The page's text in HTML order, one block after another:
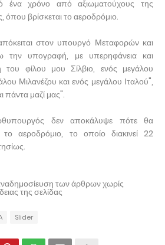
ένα χρόνο από αξιωματούχους της
όπου βρίσκεται το αεροδρόμιο.
στον υπουργό Μεταφορών και
την υπογραφή, με υπερηφάνεια και
φίλου μου Σίλβιο, ενός μεγάλου
Μιλανέζου και ενός μεγάλου Ιταλού",
πάντα μαζί μας".
δεν αποκάλυψε πότε θα
το αεροδρόμιο, το οποίο διακινεί 22
των άρθρων χωρίς
της σελίδας
Slider